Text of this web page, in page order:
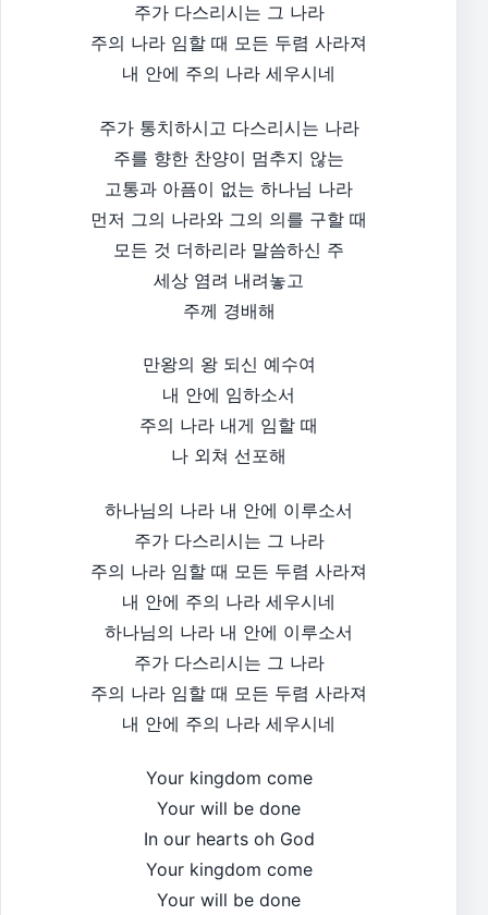
주가 다스리시는 그 나라
주의 나라 임할 때 모든 두렴 사라져
내 안에 주의 나라 세우시네
주가 통치하시고 다스리시는 나라
주를 향한 찬양이 멈추지 않는
고통과 아픔이 없는 하나님 나라
먼저 그의 나라와 그의 의를 구할 때
모든 것 더하리라 말씀하신 주
세상 염려 내려놓고
주께 경배해
만왕의 왕 되신 예수여
내 안에 임하소서
주의 나라 내게 임할 때
나 외쳐 선포해
하나님의 나라 내 안에 이루소서
주가 다스리시는 그 나라
주의 나라 임할 때 모든 두렴 사라져
내 안에 주의 나라 세우시네
하나님의 나라 내 안에 이루소서
주가 다스리시는 그 나라
주의 나라 임할 때 모든 두렴 사라져
내 안에 주의 나라 세우시네
Your kingdom come
Your will be done
In our hearts oh God
Your kingdom come
Your will be done